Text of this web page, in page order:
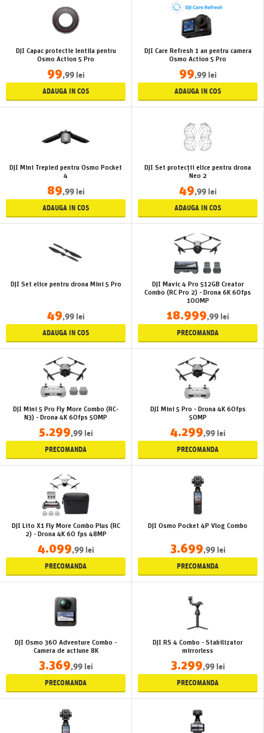
DJI Capac protectie lentila pentru
Osmo Action 5 Pro
99,99 lei
ADAUGA IN COS
DJI Care Refresh 1 an pentru camera
Osmo Action 5 Pro
99,99 lei
ADAUGA IN COS
DJI Mini Trepied pentru Osmo Pocket
4
89,99 lei
ADAUGA IN COS
DJI Set protecții elice pentru drona
Neo 2
49,99 lei
ADAUGA IN COS
DJI Set elice pentru drona Mini 5 Pro
49,99 lei
ADAUGA IN COS
DJI Mavic 4 Pro 512GB Creator
Combo (RC Pro 2) - Drona 6K 60fps
100MP
18.999,99 lei
PRECOMANDA
DJI Mini 5 Pro Fly More Combo (RC-
N3) - Drona 4K 60fps 50MP
5.299,99 lei
PRECOMANDA
DJI Mini 5 Pro - Drona 4K 60fps
50MP
4.299,99 lei
PRECOMANDA
DJI Lito X1 Fly More Combo Plus (RC
2) - Drona 4K 60 fps 48MP
4.099,99 lei
PRECOMANDA
DJI Osmo Pocket 4P Vlog Combo
3.699,99 lei
PRECOMANDA
DJI Osmo 360 Adventure Combo -
Camera de actiune 8K
3.369,99 lei
PRECOMANDA
DJI RS 4 Combo - Stabilizator
mirrorless
3.299,99 lei
PRECOMANDA